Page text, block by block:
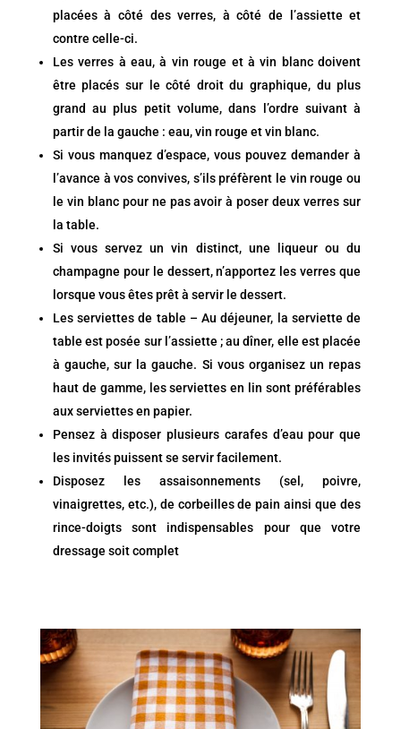
placées à côté des verres, à côté de l’assiette et
contre celle-ci.
Les verres à eau, à vin rouge et à vin blanc doivent
être placés sur le côté droit du graphique, du plus
grand au plus petit volume, dans l’ordre suivant à
partir de la gauche : eau, vin rouge et vin blanc.
Si vous manquez d’espace, vous pouvez demander à
l’avance à vos convives, s’ils préfèrent le vin rouge ou
le vin blanc pour ne pas avoir à poser deux verres sur
la table.
Si vous servez un vin distinct, une liqueur ou du
champagne pour le dessert, n’apportez les verres que
lorsque vous êtes prêt à servir le dessert.
Les serviettes de table – Au déjeuner, la serviette de
table est posée sur l’assiette ; au dîner, elle est placée
à gauche, sur la gauche. Si vous organisez un repas
haut de gamme, les serviettes en lin sont préférables
aux serviettes en papier.
Pensez à disposer plusieurs carafes d’eau pour que
les invités puissent se servir facilement.
Disposez les assaisonnements (sel, poivre,
vinaigrettes, etc.), de corbeilles de pain ainsi que des
rince-doigts sont indispensables pour que votre
dressage soit complet